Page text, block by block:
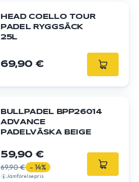
HEAD COELLO TOUR
PADEL RYGGSÄCK
25L
69,90 €
BULLPADEL BPP26014
ADVANCE
PADELVÄSKA BEIGE
59,90 €
69,90 € - 14%
Jämförelsepris